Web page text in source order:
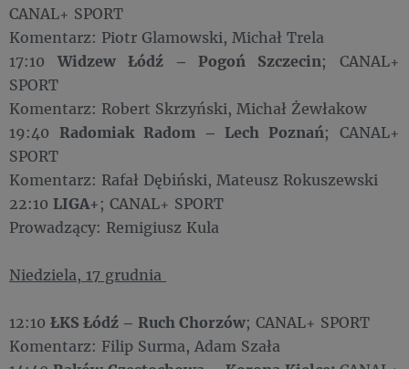
CANAL+ SPORT
Komentarz: Piotr Glamowski, Michał Trela
17:10Widzew Łódź – Pogoń Szczecin; CANAL+
SPORT
Komentarz: Robert Skrzyński, Michał Żewłakow
19:40 Radomiak Radom – Lech Poznań; CANAL+
SPORT
Komentarz: Rafał Dębiński, Mateusz Rokuszewski
22:10 LIGA+; CANAL+ SPORT
Prowadzący: Remigiusz Kula
Niedziela, 17 grudnia
12:10 ŁKS Łódź – Ruch Chorzów; CANAL+ SPORT
Komentarz: Filip Surma, Adam Szała